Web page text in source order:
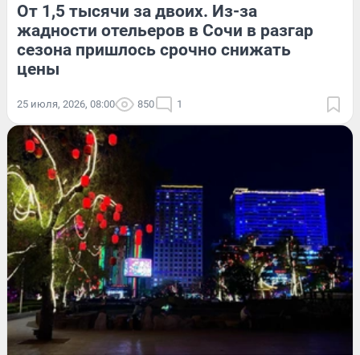
От 1,5 тысячи за двоих. Из-за
жадности отельеров в Сочи в разгар
сезона пришлось срочно снижать
цены
25 июля, 2026, 08:00 850 1